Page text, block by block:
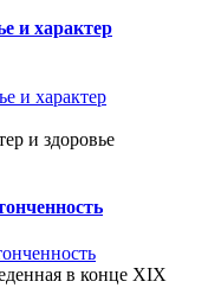
и характер
и здоровье
в конце XIX